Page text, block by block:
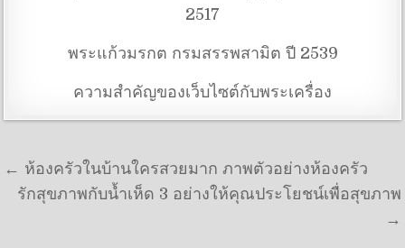
2517
พระแก้วมรกต กรมสรรพสามิต ปี 2539
ความสำคัญของเว็บไซต์กับพระเครื่อง
แนะแนวเรื่อง
← ห้องครัวในบ้านใครสวยมาก ภาพตัวอย่างห้องครัว
รักสุขภาพกับน้ำเห็ด 3 อย่างให้คุณประโยชน์เพื่อสุขภาพ
→